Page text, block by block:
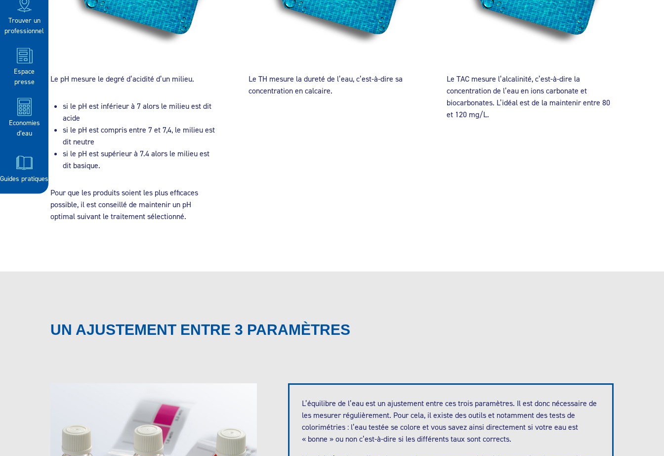
Trouver un
professionnel
Espace
presse
Economies
d’eau
Guides pratiques
Le pH mesure le degré d’acidité d’un milieu.
si le pH est inférieur à 7 alors le milieu est dit
acide
si le pH est compris entre 7 et 7,4, le milieu est
dit neutre
si le pH est supérieur à 7.4 alors le milieu est
dit basique.
Pour que les produits soient les plus efficaces
possible, il est conseillé de maintenir un pH
optimal suivant le traitement sélectionné.
Le TH mesure la dureté de l’eau, c’est-à-dire sa
concentration en calcaire.
Le TAC mesure l’alcalinité, c’est-à-dire la
concentration de l’eau en ions carbonate et
biocarbonates. L’idéal est de la maintenir entre 80
et 120 mg/L.
UN AJUSTEMENT ENTRE 3 PARAMÈTRES
L’équilibre de l’eau est un ajustement entre ces trois paramètres. Il est donc nécessaire de
les mesurer régulièrement. Pour cela, il existe des outils et notamment des tests de
colorimétries : l’eau testée se colore et vous savez ainsi directement si votre eau est
« bonne » ou non c’est-à-dire si les différents taux sont corrects.